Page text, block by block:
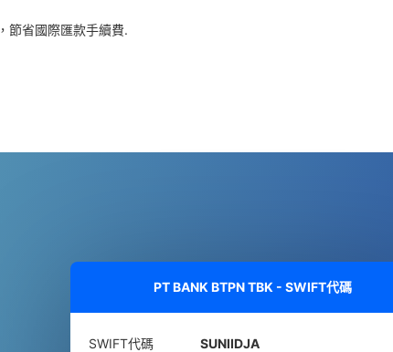
，節省國際匯款手續費.
PT BANK BTPN TBK - SWIFT代碼
SWIFT代碼 SUNIIDJA